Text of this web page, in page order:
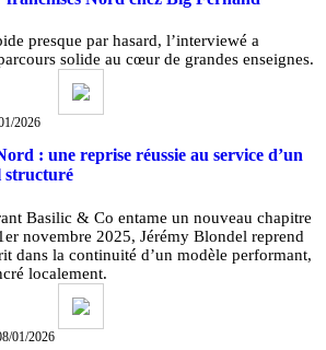
presque par hasard, l’interviewé a
solide au cœur de grandes enseignes.
2026
: une reprise réussie au service d’un
structuré
Basilic & Co entame un nouveau chapitre
novembre 2025, Jérémy Blondel reprend
dans la continuité d’un modèle performant,
localement.
01/2026